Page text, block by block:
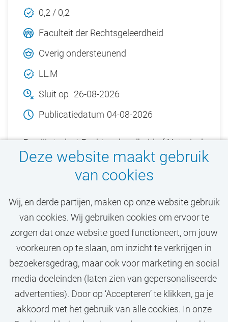
Deze website maakt gebruik
van cookies
Wij, en derde partijen, maken op onze website gebruik
van cookies. Wij gebruiken cookies om ervoor te
zorgen dat onze website goed functioneert, om jouw
voorkeuren op te slaan, om inzicht te verkrijgen in
bezoekersgedrag, maar ook voor marketing en social
media doeleinden (laten zien van gepersonaliseerde
advertenties). Door op ‘Accepteren’ te klikken, ga je
akkoord met het gebruik van alle cookies. In onze
0,2 / 0,2
Faculteit der Rechtsgeleerdheid
Overig ondersteunend
LL.M
Sluit op 26-08-2026
Publicatiedatum 04-08-2026
Ben jij student Rechtsgeleerdheid of Notarieel
recht (VU) en ben je geïnteresseerd in
rechtstheorie en/of rechtsgeschiedenis?
Amsterdam (VU).
Bekijk vacature
Call-to-action bij meer vacatures